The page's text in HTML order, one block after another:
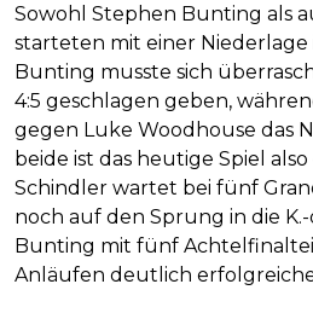
Sowohl Stephen Bunting als
starteten mit einer Niederlage
Bunting musste sich
4:5 geschlagen geben,
gegen Luke Woodhouse das
beide ist das heutige Spiel
Schindler wartet bei fünf
noch auf den Sprung in die
Bunting mit fünf
Anläufen deutlich